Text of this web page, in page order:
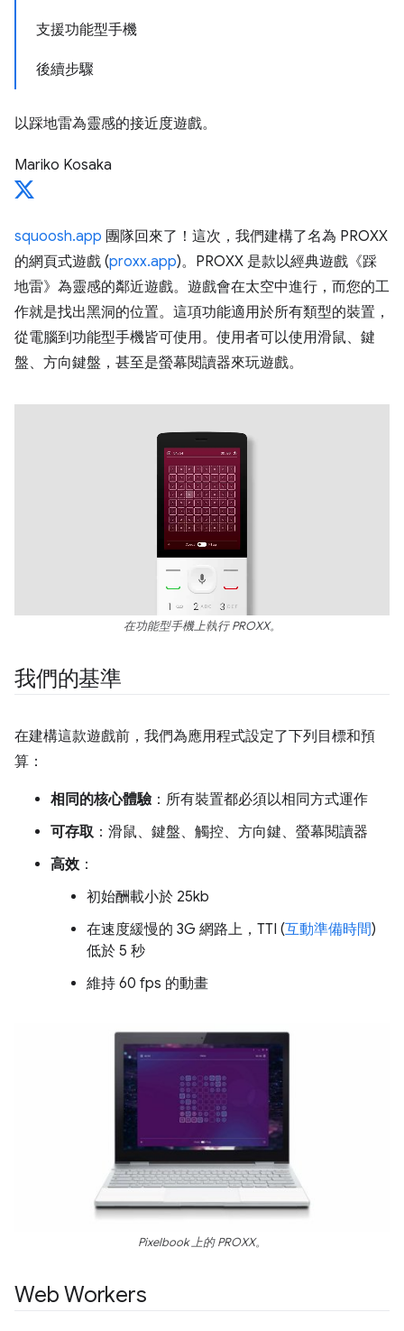
支援功能型手機
後續步驟
以踩地雷為靈感的接近度遊戲。
Mariko Kosaka
squoosh.app 團隊回來了！這次，我們建構了名為 PROXX
的網頁式遊戲 (proxx.app)。PROXX 是款以經典遊戲《踩
地雷》為靈感的鄰近遊戲。遊戲會在太空中進行，而您的工
作就是找出黑洞的位置。這項功能適用於所有類型的裝置，
從電腦到功能型手機皆可使用。使用者可以使用滑鼠、鍵
盤、方向鍵盤，甚至是螢幕閱讀器來玩遊戲。
在功能型手機上執行 PROXX。
我們的基準
在建構這款遊戲前，我們為應用程式設定了下列目標和預
算：
相同的核心體驗：所有裝置都必須以相同方式運作
可存取：滑鼠、鍵盤、觸控、方向鍵、螢幕閱讀器
高效：
初始酬載小於 25kb
在速度緩慢的 3G 網路上，TTI (互動準備時間)
低於 5 秒
維持 60 fps 的動畫
Pixelbook 上的 PROXX。
Web Workers